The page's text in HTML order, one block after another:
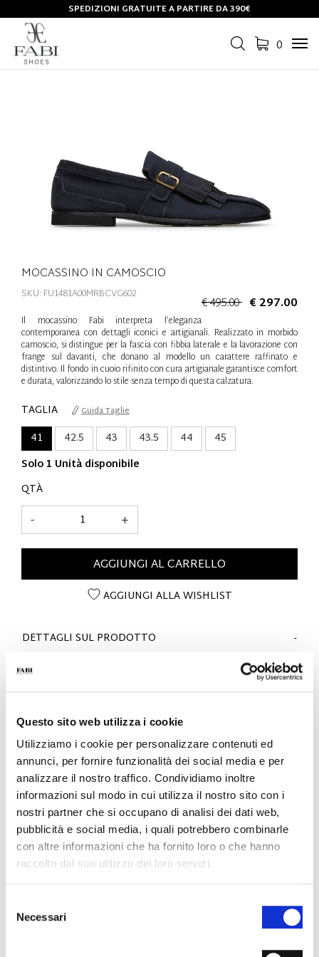
Questo sito web utilizza i cookie
Utilizziamo i cookie per personalizzare contenuti ed
annunci, per fornire funzionalità dei social media e per
analizzare il nostro traffico. Condividiamo inoltre
informazioni sul modo in cui utilizza il nostro sito con i
nostri partner che si occupano di analisi dei dati web,
pubblicità e social media, i quali potrebbero combinarle
con altre informazioni che ha fornito loro o che hanno
raccolto dal suo utilizzo dei loro servizi.
delNecessari
SPEDIZIONI GRATUITE A PARTIRE DA 390€
0
MOCASSINO IN CAMOSCIO
€ 495.00 € 297.00
SKU: FU1481A00MRBCVG602
Il mocassino Fabi interpreta l’eleganza
contemporanea con dettagli iconici e artigianali. Realizzato in morbido
camoscio, si distingue per la fascia con fibbia laterale e la lavorazione con
frange sul davanti, che donano al modello un carattere raffinato e
distintivo. Il fondo in cuoio rifinito con cura artigianale garantisce comfort
e durata, valorizzando lo stile senza tempo di questa calzatura.
TAGLIA Guida Taglie
41 42.5 43 43.5 44
45
Solo 1 Unità disponibile
QTÀ
+
-
AGGIUNGI AL CARRELLO
AGGIUNGI ALLA WISHLIST
DETTAGLI SUL PRODOTTO
- Colore: Blu
PERCHÉ È SPECIALE?
MATERIALI PREMIUM MADE IN ITALY LEGGEREZZA E